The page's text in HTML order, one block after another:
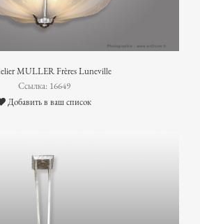
MULLER Frères Luneville
Ссылка: 16649
Добавить в ваш список